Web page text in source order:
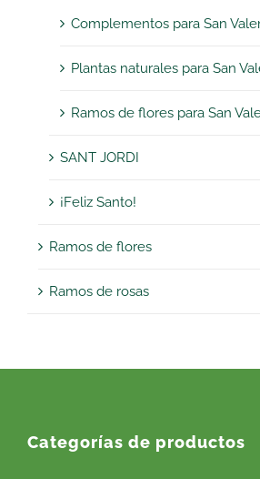
Complementos para San
Plantas naturales para San
Ramos de flores para San
SANT JORDI
¡Feliz Santo!
Ramos de flores
Ramos de rosas
Categorías de productos